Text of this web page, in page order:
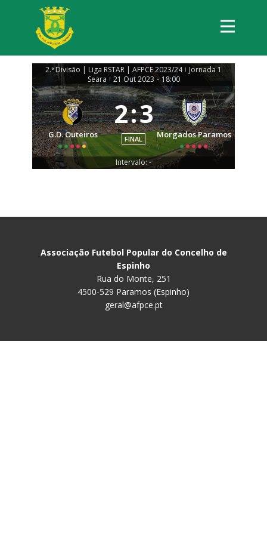
2.ª Divisão | Liga RSTAR | AFPCE 2023/24 | Jornada 1
Seara | 21 Out 2023 - 18:00
G.D. Outeiros
2:3
FINAL Morgados Paramos
Intervalo: -
Associação Futebol Popular do Concelho de
Espinho
Rua do Monte, 251
4500-529 Paramos (Espinho)
geral@afpce.pt